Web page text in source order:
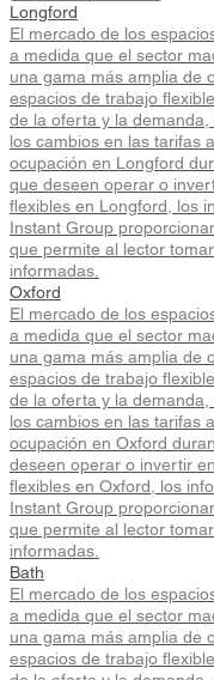
Longford
El mercado de los
a medida que el sector
una gama más amplia de
espacios de trabajo
de la oferta y la
los cambios en las tarifas
ocupación en Longford
que deseen operar o
flexibles en Longford, los
Instant Group
que permite al lector
informadas.
Oxford
El mercado de los
a medida que el sector
una gama más amplia de
espacios de trabajo
de la oferta y la
los cambios en las tarifas
ocupación en Oxford
deseen operar o invertir
flexibles en Oxford, los
Instant Group
que permite al lector
informadas.
Bath
El mercado de los
a medida que el sector
una gama más amplia de
espacios de trabajo